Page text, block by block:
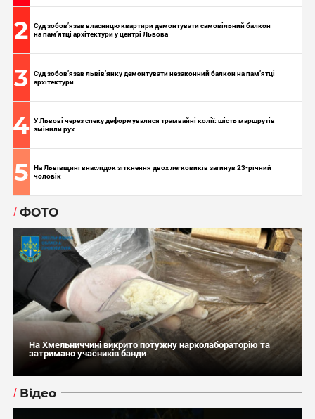
2
Суд зобов’язав власницю квартири демонтувати самовільний балкон
на пам’ятці архітектури у центрі Львова
3
Суд зобов’язав львів’янку демонтувати незаконний балкон на пам’ятці
архітектури
4 У Львові через спеку деформувалися трамвайні колії: шість маршрутів
змінили рух
5
На Львівщині внаслідок зіткнення двох легковиків загинув 23-річний
чоловік
ФОТО
На Хмельниччині викрито потужну нарколабораторію та
затримано учасників банди
Відео